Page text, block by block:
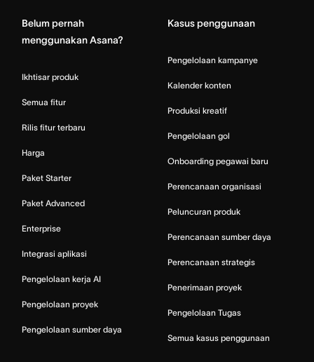
Belum pernah
menggunakan Asana?
Ikhtisar produk
Semua fitur
Rilis fitur terbaru
Harga
Paket Starter
Paket Advanced
Enterprise
Integrasi aplikasi
Pengelolaan kerja AI
Pengelolaan proyek
Pengelolaan sumber daya
Kasus penggunaan
Pengelolaan kampanye
Kalender konten
Produksi kreatif
Pengelolaan gol
Onboarding pegawai baru
Perencanaan organisasi
Peluncuran produk
Perencanaan sumber daya
Perencanaan strategis
Penerimaan proyek
Pengelolaan Tugas
Semua kasus penggunaan